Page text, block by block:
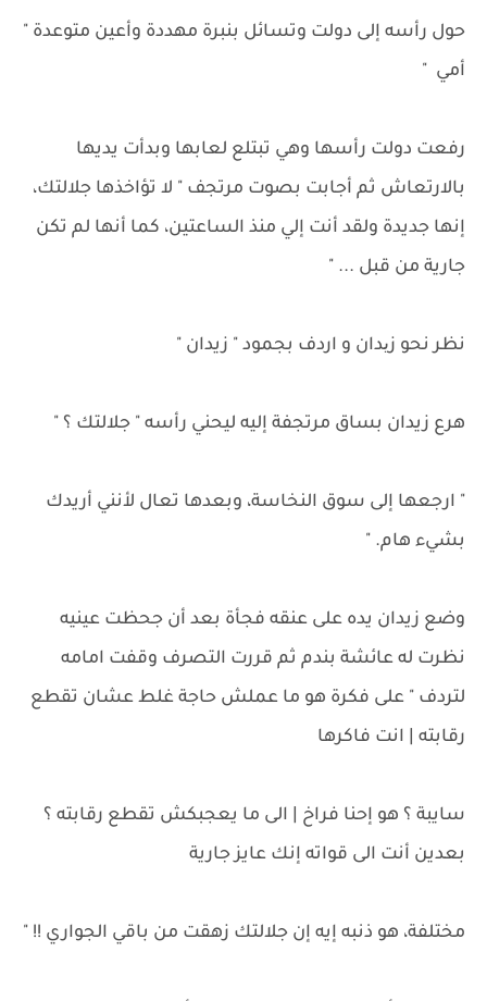
حول رأسه إلى دولت وتسائل بنبرة مهددة وأعين متوعدة "
أمي "
رفعت دولت رأسها وهي تبتلع لعابها وبدأت يديها
بالارتعاش ثم أجابت بصوت مرتجف " لا تؤاخذها جلالتك،
إنها جديدة ولقد أنت إلي منذ الساعتين، كما أنها لم تكن
جارية من قبل ... "
نظر نحو زیدان و اردف بجمود " زيدان "
هرع زيدان بساق مرتجفة إليه ليحني رأسه " جلالتك ؟ "
" ارجعها إلى سوق النخاسة، وبعدها تعال لأنني أريدك
بشيء هام. "
وضع زيدان يده على عنقه فجأة بعد أن جحظت عينيه
نظرت له عائشة بندم ثم قررت التصرف وقفت امامه
لتردف " على فكرة هو ما عملش حاجة غلط عشان تقطع
رقابته | انت فاكرها
سايبة ؟ هو إحنا فراخ | الى ما يعجبكش تقطع رقابته ؟
بعدين أنت الى قواته إنك عايز جارية
مختلفة، هو ذنبه إيه إن جلالتك زهقت من باقي الجواري !! "